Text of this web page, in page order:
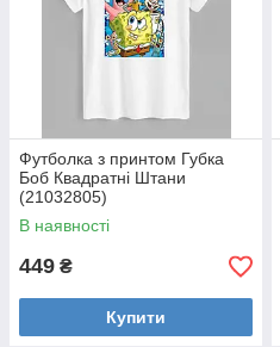
Футболка з принтом Губка
Боб Квадратні Штани
(21032805)
В наявності
449 ₴
Купити